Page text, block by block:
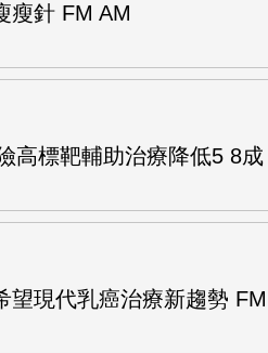
瘦針 FM AM
高標靶輔助治療降低5 8成
望現代乳癌治療新趨勢 FM